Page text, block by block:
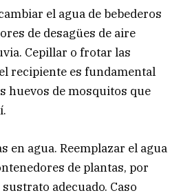
el agua de bebederos
de desagües de aire
Cepillar o frotar las
recipiente es fundamental
huevos de mosquitos que
en agua. Reemplazar el agua
de plantas, por
adecuado. Caso